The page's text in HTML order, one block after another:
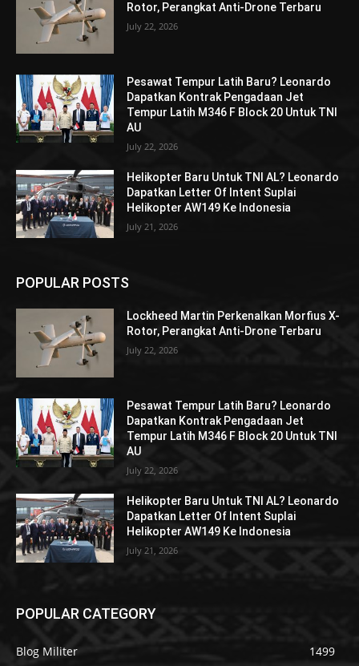
Rotor, Perangkat Anti-Drone Terbaru
July 22, 2026
Pesawat Tempur Latih Baru? Leonardo
Dapatkan Kontrak Pengadaan Jet
Tempur Latih M346 F Block 20 Untuk TNI
AU
July 22, 2026
Helikopter Baru Untuk TNI AL? Leonardo
Dapatkan Letter Of Intent Suplai
Helikopter AW149 Ke Indonesia
July 21, 2026
POPULAR POSTS
Lockheed Martin Perkenalkan Morfius X-
Rotor, Perangkat Anti-Drone Terbaru
July 22, 2026
Pesawat Tempur Latih Baru? Leonardo
Dapatkan Kontrak Pengadaan Jet
Tempur Latih M346 F Block 20 Untuk TNI
AU
July 22, 2026
Helikopter Baru Untuk TNI AL? Leonardo
Dapatkan Letter Of Intent Suplai
Helikopter AW149 Ke Indonesia
July 21, 2026
POPULAR CATEGORY
Blog Militer
1499